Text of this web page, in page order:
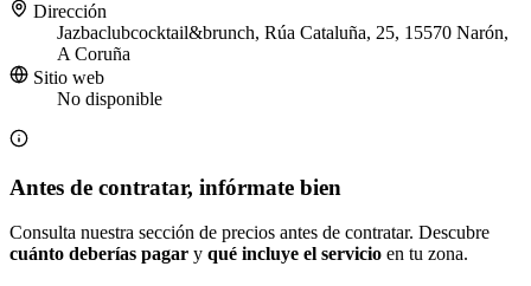
Dirección
Jazbaclubcocktail&brunch, Rúa Cataluña, 25, 15570 Narón,
A Coruña
Sitio web
No disponible
Antes de contratar, infórmate bien
Consulta nuestra sección de precios antes de contratar. Descubre
cuánto deberías pagar y qué incluye el servicio en tu zona.